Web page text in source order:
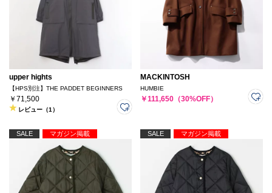
upper hights
【HPS別注】THE PADDET BEGINNERS
￥71,500
レビュー（1）
MACKINTOSH
HUMBIE
￥111,650（30%OFF）
SALE マガジン掲載 SALE マガジン掲載